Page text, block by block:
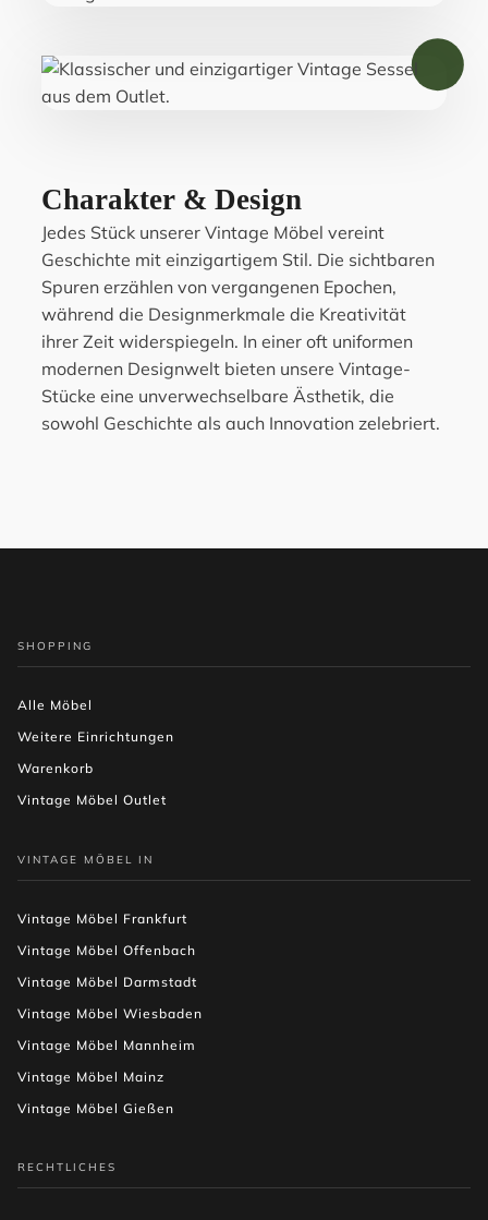
Charakter & Design
Jedes Stück unserer Vintage Möbel vereint
Geschichte mit einzigartigem Stil. Die sichtbaren
Spuren erzählen von vergangenen Epochen,
während die Designmerkmale die Kreativität
ihrer Zeit widerspiegeln. In einer oft uniformen
modernen Designwelt bieten unsere Vintage-
Stücke eine unverwechselbare Ästhetik, die
sowohl Geschichte als auch Innovation zelebriert.
SHOPPING
Alle Möbel
Weitere Einrichtungen
Warenkorb
Vintage Möbel Outlet
VINTAGE MÖBEL IN
Vintage Möbel Frankfurt
Vintage Möbel Offenbach
Vintage Möbel Darmstadt
Vintage Möbel Wiesbaden
Vintage Möbel Mannheim
Vintage Möbel Mainz
Vintage Möbel Gießen
RECHTLICHES